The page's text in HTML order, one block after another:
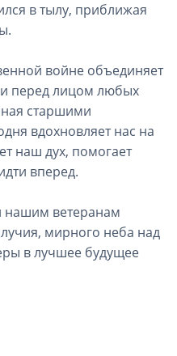
в тылу, приближая
войне объединяет
перед лицом любых
старшими
вдохновляет нас на
наш дух, помогает
вперед.
нашим ветеранам
мирного неба над
в лучшее будущее